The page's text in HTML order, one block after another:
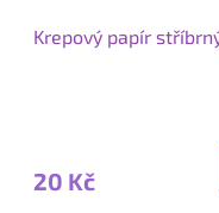
Krepový papír
20 Kč